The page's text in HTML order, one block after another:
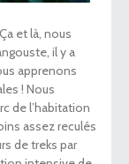
et là, nous
il y a
apprenons
! Nous
de l’habitation
assez reculés
de treks par